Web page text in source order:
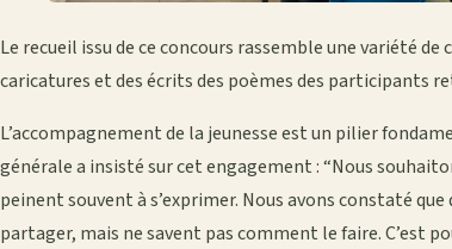
Le recueil issu de ce concours rassemble une variété
caricatures et des écrits des poèmes des participants
L’accompagnement de la jeunesse est un pilier
générale a insisté sur cet engagement : “Nous
peinent souvent à s’exprimer. Nous avons constaté
partager, mais ne savent pas comment le faire. C’est